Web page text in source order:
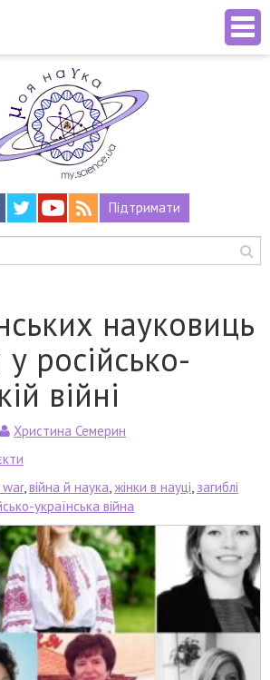
Підтримати
науковиць
російсько-
війні
Христина Семерин
,війна й наука,жінки в науці, загиблі
українська війна